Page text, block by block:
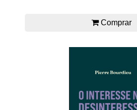
Comprar